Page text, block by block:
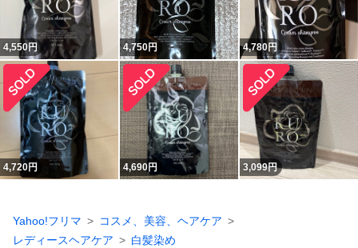
4,550円 4,750円 4,780円
4,720円 4,690円 3,099円
Yahoo!フリマ
コスメ、美容、ヘアケア
レディースヘアケア
白髪染め